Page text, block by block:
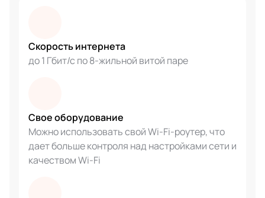
Скорость интернета
до 1 Гбит/с по 8-жильной витой паре
Свое оборудование
Можно использовать свой Wi-Fi-роутер, что
дает больше контроля над настройками сети и
качеством Wi-Fi